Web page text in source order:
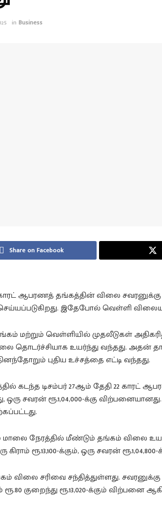
in Business
Share on Facebook
ஆபரணத் தங்கத்தின் விலை சவரனுக்கு
செய்யப்படுகிறது. இதேபோல் வெள்ளி
மற்றும் வெள்ளியில் முதலீடுகள்
தொடர்ச்சியாக உயர்ந்து வந்தது. அதன்
புதிய உச்சத்தை எட்டி வந்தது.
கடந்த டிசம்பர் 27ஆம் தேதி 22
ஒரு சவரன் ரூ.1,04,000-க்கு
நேரத்தில் மீண்டும் தங்கம் விலை
ரூ.13,100-க்கும், ஒரு சவரன்
சரிவை சந்தித்துள்ளது. சவரனுக்கு
ரூ.80 குறைந்து ரூ.13,020-க்கும் விற்பனை